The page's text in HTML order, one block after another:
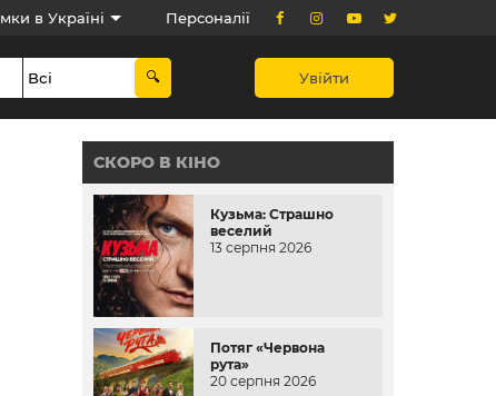
в Україні Персоналії
Увійти
СКОРО В КІНО
Кузьма: Страшно
веселий
13 серпня 2026
Потяг «Червона
рута»
20 серпня 2026